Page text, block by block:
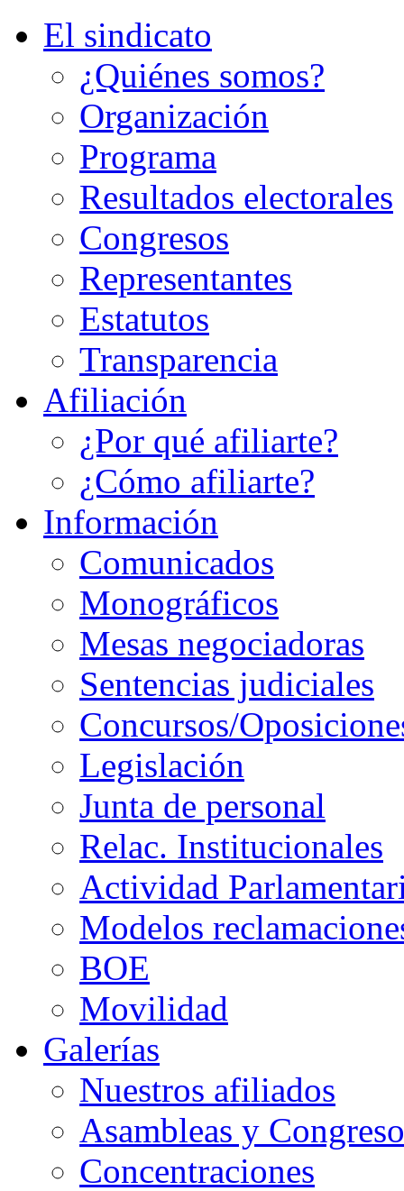
El sindicato
¿Quiénes somos?
Organización
Programa
Resultados electorales
Congresos
Representantes
Estatutos
Transparencia
Afiliación
¿Por qué afiliarte?
¿Cómo afiliarte?
Información
Comunicados
Monográficos
Mesas negociadoras
Sentencias judiciales
Concursos/
Legislación
Junta de personal
Relac. Institucionales
Actividad
Modelos
BOE
Movilidad
Galerías
Nuestros afiliados
Asambleas y
Concentraciones